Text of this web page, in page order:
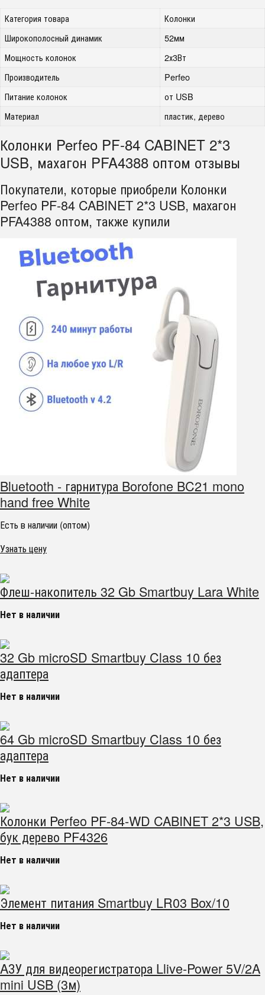
Категория товара
Колонки
Широкополосный динамик
52мм
Мощность колонок
2х3Вт
Производитель
Perfeo
Питание колонок
от USB
Материал
пластик, дерево
Колонки Perfeo PF-84 CABINET 2*3
USB, махагон PFA4388 оптом отзывы
Покупатели, которые приобрели Колонки
Perfeo PF-84 CABINET 2*3 USB, махагон
PFA4388 оптом, также купили
Bluetooth - гарнитура Borofone BC21 mono
hand free White
Есть в наличии (оптом)
Узнать цену
Флеш-накопитель 32 Gb Smartbuy Lara White
Нет в наличии
32 Gb microSD Smartbuy Class 10 без
адаптера
Нет в наличии
64 Gb microSD Smartbuy Class 10 без
адаптера
Нет в наличии
Колонки Perfeo PF-84-WD CABINET 2*3 USB,
бук дерево PF4326
Нет в наличии
Элемент питания Smartbuy LR03 Box/10
Нет в наличии
AЗУ для видеорегистратора Llive-Power 5V/2A
mini USB (3м)